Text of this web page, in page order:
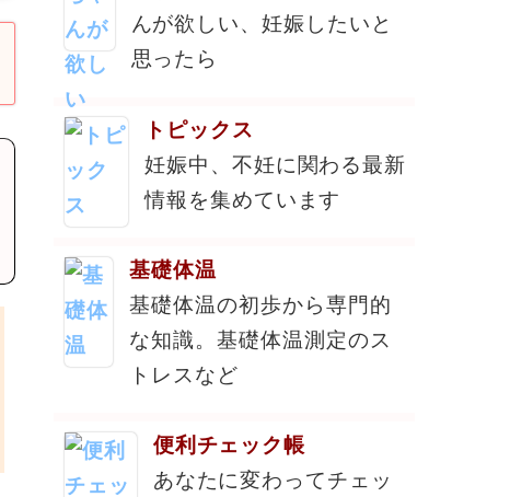
んが欲しい、妊娠したいと
思ったら
トピックス
妊娠中、不妊に関わる最新
情報を集めています
基礎体温
基礎体温の初歩から専門的
な知識。基礎体温測定のス
トレスなど
便利チェック帳
あなたに変わってチェッ